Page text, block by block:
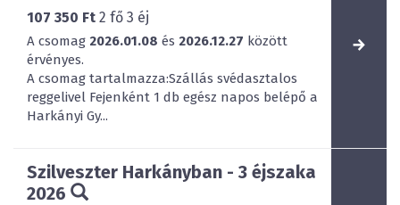
107 350 Ft 2 fő 3 éj
A csomag 2026.01.08 és 2026.12.27 között
érvényes.
A csomag tartalmazza:Szállás svédasztalos
reggelivel Fejenként 1 db egész napos belépő a
Harkányi Gy...
Szilveszter Harkányban - 3 éjszaka
2026